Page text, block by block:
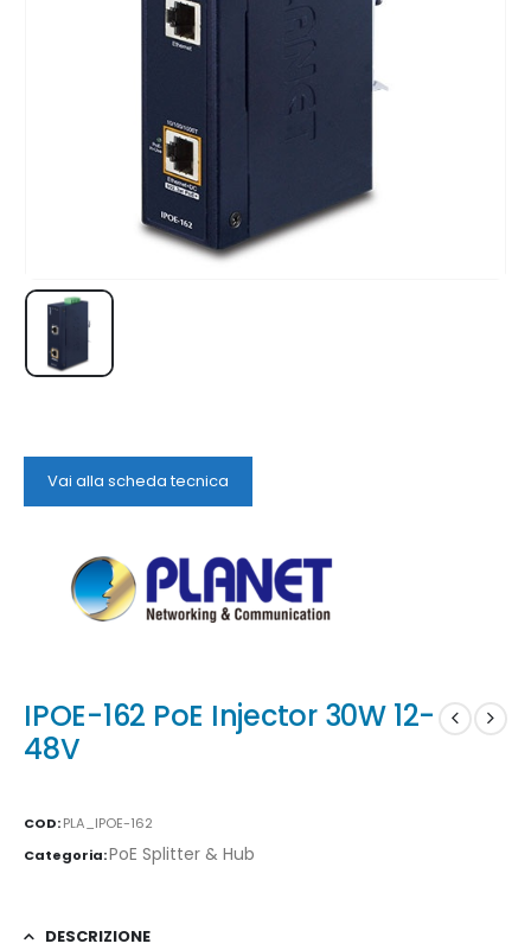
Vai alla scheda tecnica
IPOE-162 PoE Injector 30W 12-
48V
COD:PLA_IPOE-162
Categoria:PoE Splitter & Hub
DESCRIZIONE